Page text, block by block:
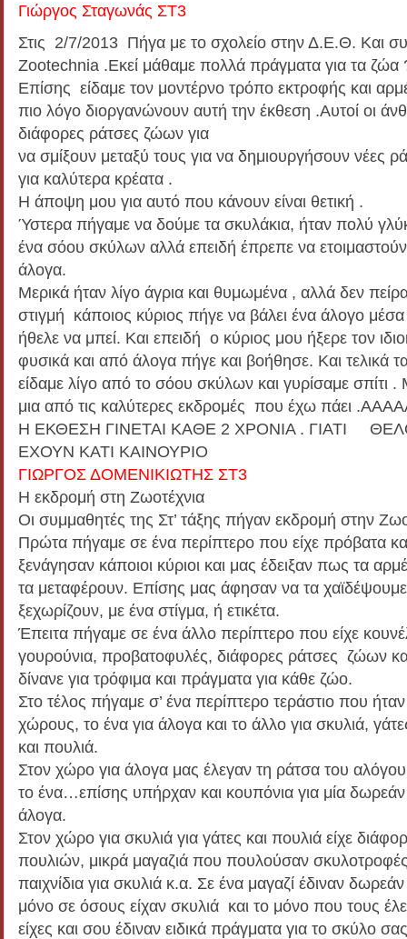
Γιώργος Σταγωνάς ΣΤ3
Στις 2/7/2013 Πήγα με το σχολείο στην Δ.Ε.Θ. Και
Zootechnia .Εκεί μάθαμε πολλά πράγματα για τα ζώα
Επίσης είδαμε τον μοντέρνο τρόπο εκτροφής και
πιο λόγο διοργανώνουν αυτή την έκθεση .Αυτοί οι
διάφορες ράτσες ζώων για
να σμίξουν μεταξύ τους για να δημιουργήσουν νέες
για καλύτερα κρέατα .
Η άποψη μου για αυτό που κάνουν είναι θετική .
Ύστερα πήγαμε να δούμε τα σκυλάκια, ήταν πολύ
ένα σόου σκύλων αλλά επειδή έπρεπε να
άλογα.
Μερικά ήταν λίγο άγρια και θυμωμένα , αλλά δεν
στιγμή κάποιος κύριος πήγε να βάλει ένα άλογο
ήθελε να μπεί. Και επειδή ο κύριος μου ήξερε τον
φυσικά και από άλογα πήγε και βοήθησε. Και τελικά
είδαμε λίγο από το σόου σκύλων και γυρίσαμε
μια από τις καλύτερες εκδρομές που έχω πάει
Η ΕΚΘΕΣΗ ΓΙΝΕΤΑΙ ΚΑΘΕ 2 ΧΡΟΝΙΑ . ΓΙΑΤΙ
ΕΧΟΥΝ ΚΑΤΙ ΚΑΙΝΟΥΡΙΟ
ΓΙΩΡΓΟΣ ΔΟΜΕΝΙΚΙΩΤΗΣ ΣΤ3
Η εκδρομή στη Ζωοτέχνια
Οι συμμαθητές της Στ’ τάξης πήγαν εκδρομή στην
Πρώτα πήγαμε σε ένα περίπτερο που είχε πρόβατα
ξενάγησαν κάποιοι κύριοι και μας έδειξαν πως τα
τα μεταφέρουν. Επίσης μας άφησαν να τα χαϊδέψουμε
ξεχωρίζουν, με ένα στίγμα, ή ετικέτα.
Έπειτα πήγαμε σε ένα άλλο περίπτερο που είχε
γουρούνια, προβατοφυλές, διάφορες ράτσες ζώων
δίνανε για τρόφιμα και πράγματα για κάθε ζώο.
Στο τέλος πήγαμε σ’ ένα περίπτερο τεράστιο που
χώρους, το ένα για άλογα και το άλλο για σκυλιά,
και πουλιά.
Στον χώρο για άλογα μας έλεγαν τη ράτσα του αλόγου
το ένα…επίσης υπήρχαν και κουπόνια για μία
άλογα.
Στον χώρο για σκυλιά για γάτες και πουλιά είχε
πουλιών, μικρά μαγαζιά που πουλούσαν
παιχνίδια για σκυλιά κ.α. Σε ένα μαγαζί έδιναν
μόνο σε όσους είχαν σκυλιά και το μόνο που τους
είχες και σου έδιναν ειδικά πράγματα για το σκύλο